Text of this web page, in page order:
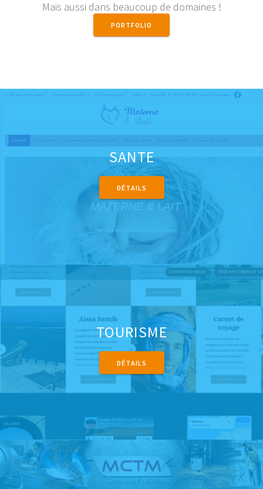
Mais aussi dans beaucoup de domaines !
PORTFOLIO
SANTE
DÉTAILS
TOURISME
DÉTAILS